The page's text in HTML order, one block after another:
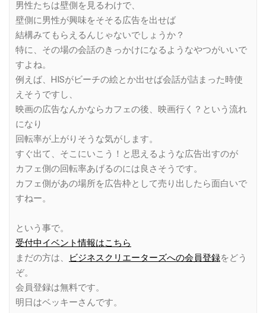
男性たちは壁側を見るわけで、
壁側に男性が興味をそそる広告を出せば
結構みてもらえるんじゃないでしょうか？
特に、その場の会話のきっかけになるようなやつがいいで
すよね。
例えば、HISがビーチの絵とか出せば会話が詰まった時使
えそうですし、
映画の広告なんかならカフェの後、映画行く？という流れ
になり
回転率が上がりそうな気がします。
すぐ出て、そこにいこう！と思えるような広告出すのが
カフェ側の回転率あげるのには良さそうです。
カフェ側があの場所を広告枠として売り出したら面白いで
すねー。
という事で。
受付中イベント情報はこちら
まだの方は、
ビジネスクリエーターズへの会員登録をどう
ぞ。
会員登録は無料です。
明日はベッキーさんです。